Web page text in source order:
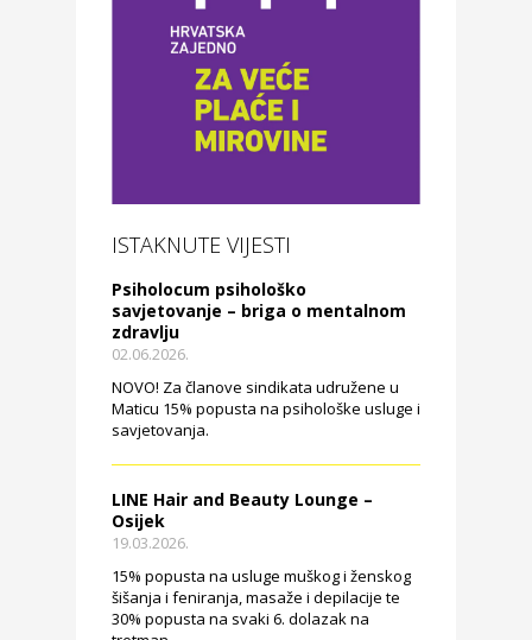
ISTAKNUTE VIJESTI
Psiholocum psihološko
savjetovanje – briga o mentalnom
zdravlju
02.06.2026.
NOVO! Za članove sindikata udružene u
Maticu 15% popusta na psihološke usluge i
savjetovanja.
LINE Hair and Beauty Lounge –
Osijek
19.03.2026.
15% popusta na usluge muškog i ženskog
šišanja i feniranja, masaže i depilacije te
30% popusta na svaki 6. dolazak na